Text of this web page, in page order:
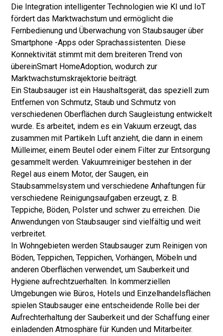
Die Integration intelligenter Technologien wie KI und IoT
fördert das Marktwachstum und ermöglicht die
Fernbedienung und Überwachung von Staubsauger über
Smartphone -Apps oder Sprachassistenten. Diese
Konnektivität stimmt mit dem breiteren Trend von
übereinSmart HomeAdoption, wodurch zur
Marktwachstumskrajektorie beiträgt.
Ein Staubsauger ist ein Haushaltsgerät, das speziell zum
Entfernen von Schmutz, Staub und Schmutz von
verschiedenen Oberflächen durch Saugleistung entwickelt
wurde. Es arbeitet, indem es ein Vakuum erzeugt, das
zusammen mit Partikeln Luft anzieht, die dann in einem
Mülleimer, einem Beutel oder einem Filter zur Entsorgung
gesammelt werden. Vakuumreiniger bestehen in der
Regel aus einem Motor, der Saugen, ein
Staubsammelsystem und verschiedene Anhaftungen für
verschiedene Reinigungsaufgaben erzeugt, z. B.
Teppiche, Böden, Polster und schwer zu erreichen. Die
Anwendungen von Staubsauger sind vielfältig und weit
verbreitet.
In Wohngebieten werden Staubsauger zum Reinigen von
Böden, Teppichen, Teppichen, Vorhängen, Möbeln und
anderen Oberflächen verwendet, um Sauberkeit und
Hygiene aufrechtzuerhalten. In kommerziellen
Umgebungen wie Büros, Hotels und Einzelhandelsflächen
spielen Staubsauger eine entscheidende Rolle bei der
Aufrechterhaltung der Sauberkeit und der Schaffung einer
einladenden Atmosphäre für Kunden und Mitarbeiter.